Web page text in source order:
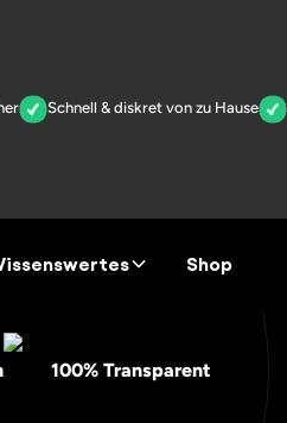
Schnell & diskret von zu Hause
Shop
100% Transparent